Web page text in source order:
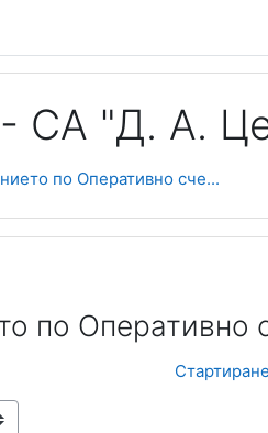
СА "Д. А.
по Оперативно сче...
по Оперативно